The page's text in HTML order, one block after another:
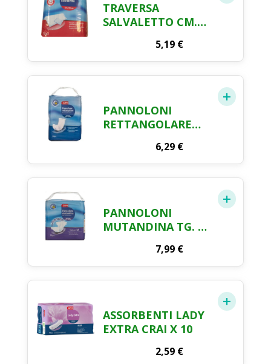
TRAVERSA
SALVALETTO CM.
5,19 €
PANNOLONI
RETTANGOLARE
6,29 €
PANNOLONI
MUTANDINA TG. M
7,99 €
ASSORBENTI LADY
EXTRA CRAI X 10
2,59 €